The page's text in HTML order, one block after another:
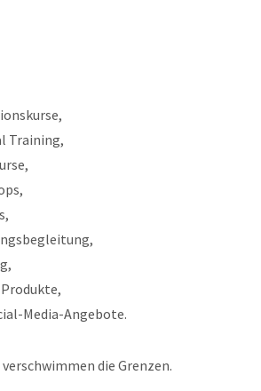
Training,
Media-Angebote.
die Grenzen.